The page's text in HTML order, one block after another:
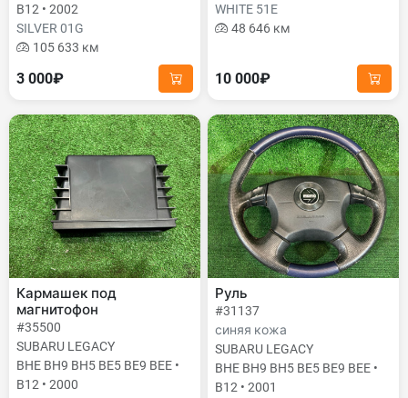
B12 • 2002
SILVER 01G
105 633 км
3 000₽
WHITE 51E
48 646 км
10 000₽
Кармашек под
магнитофон
#35500
SUBARU LEGACY
BHE BH9 BH5 BE5 BE9 BEE •
B12 • 2000
Руль
#31137
синяя кожа
SUBARU LEGACY
BHE BH9 BH5 BE5 BE9 BEE •
B12 • 2001